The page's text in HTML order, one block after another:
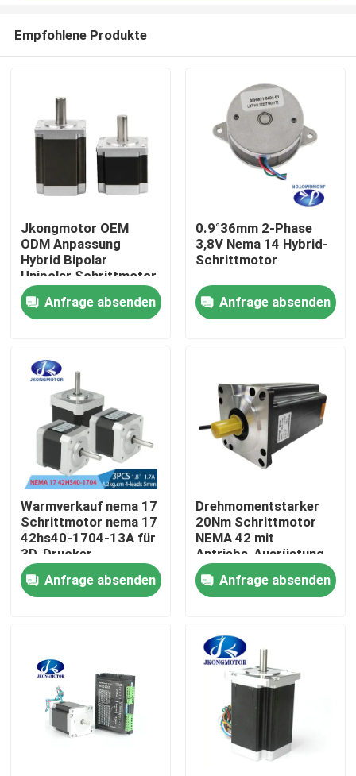
Haus
Produkte
Über uns
Fabrik-Ausflug
Qualitätskontrolle
Treten Sie mit uns in Verbindung
integrierter Schritt-Servomotor
Integrierter Gleichstrom-Servomotor
Empfohlene Produkte
Jkongmotor OEM
ODM Anpassung
Hybrid Bipolar
Unipolar Schrittmotor
mit Getriebe Encoder
Bremse integrierte
Treiber
Anfrage absenden
0.9°36mm 2-Phase
3,8V Nema 14 Hybrid-
Schrittmotor
Anfrage absenden
Warmverkauf nema 17
Schrittmotor nema 17
42hs40-1704-13A für
3D-Drucker
Anfrage absenden
Drehmomentstarker
20Nm Schrittmotor
NEMA 42 mit
Antriebs-Ausrüstung
für CNC-Maschine
Anfrage absenden